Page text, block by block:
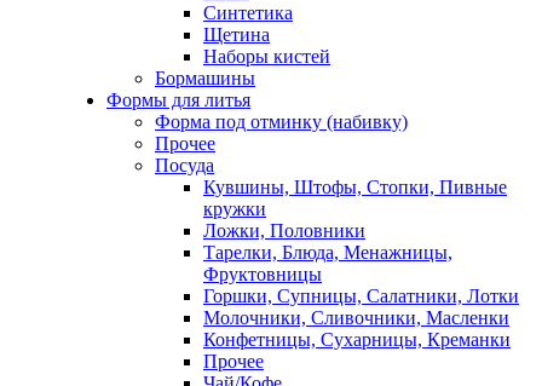
Синтетика
Щетина
Наборы кистей
Бормашины
Формы для литья
Форма под отминку (набивку)
Прочее
Посуда
Кувшины, Штофы, Стопки, Пивные
кружки
Ложки, Половники
Тарелки, Блюда, Менажницы,
Фруктовницы
Горшки, Супницы, Салатники, Лотки
Молочники, Сливочники, Масленки
Конфетницы, Сухарницы, Креманки
Прочее